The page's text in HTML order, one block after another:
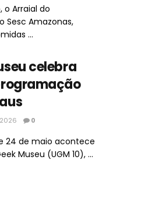
o Arraial do
Sesc Amazonas,
...
celebra
2026 0
24 de maio acontece
Museu (UGM 10), ...